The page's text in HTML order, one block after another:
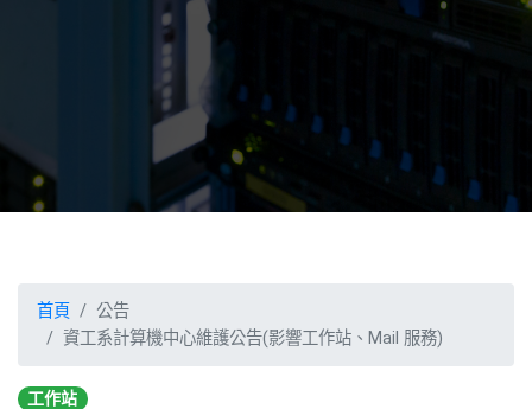
首頁
公告
資工系計算機中心維護公告(影響工作站、Mail 服務)
工作站